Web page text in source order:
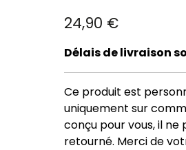
24,90 €
Délais de livraison
Ce produit est
uniquement sur
conçu pour vous, il
retourné. Merci de